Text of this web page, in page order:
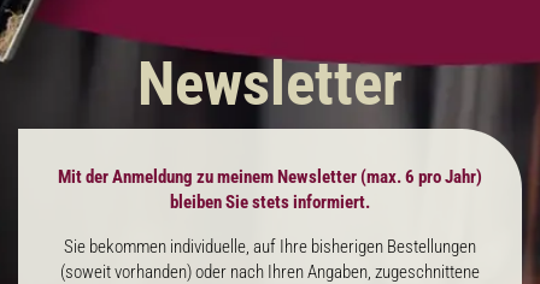
Newsletter
Mit der Anmeldung zu meinem Newsletter (max. 6 pro Jahr)
bleiben Sie stets informiert.
Sie bekommen individuelle, auf Ihre bisherigen Bestellungen
(soweit vorhanden) oder nach Ihren Angaben, zugeschnittene